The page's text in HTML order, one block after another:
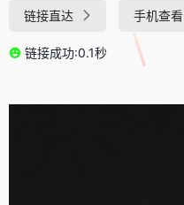
链接直达 手机查看
链接成功:0.1秒